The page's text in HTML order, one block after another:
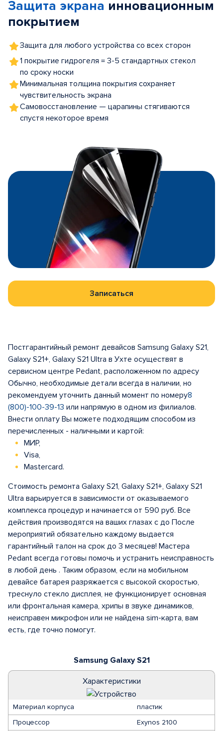
5
Защита экрана инновационным
покрытием
Защита для любого устройства со всех сторон
1 покрытие гидрогеля = 3-5 стандартных стекол
по сроку носки
Минимальная толщина покрытия сохраняет
чувствительность экрана
Самовосстановление — царапины стягиваются
спустя некоторое время
Записаться
Samsung Galaxy S21
Характеристики
Материал корпуса
пластик
Процессор
Exynos 2100
Постгарантийный ремонт девайсов Samsung Galaxy S21,
Galaxy S21+, Galaxy S21 Ultra в Ухте осуществят в
сервисном центре Pedant, расположенном по адресу
Обычно, необходимые детали всегда в наличии, но
рекомендуем уточнить данный момент по номеру8
(800)-100-39-13 или напрямую в одном из филиалов.
Внести оплату Вы можете подходящим способом из
перечисленных - наличными и картой:
МИР,
Visa,
Mastercard.
Стоимость ремонта Galaxy S21, Galaxy S21+, Galaxy S21
Ultra варьируется в зависимости от оказываемого
комплекса процедур и начинается от 590 руб. Все
действия производятся на ваших глазах с до После
мероприятий обязательно каждому выдается
гарантийный талон на срок до 3 месяцев! Мастера
Pedant всегда готовы помочь и устранить неисправность
в любой день . Таким образом, если на мобильном
девайсе батарея разряжается с высокой скоростью,
треснуло стекло дисплея, не функционирует основная
или фронтальная камера, хрипы в звуке динамиков,
неисправен микрофон или не найдена sim-карта, вам
есть, где точно помогут.